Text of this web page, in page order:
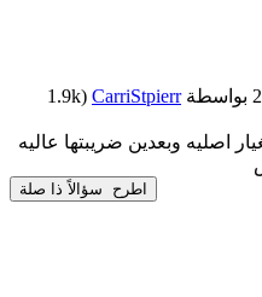
بواسطةCarriStpierr
(
1.9k
اصليه وبعدين ضريبتها عاليه